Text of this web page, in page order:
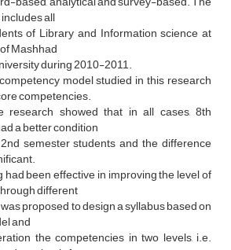
all
of Library and Information science at
Mashhad
during 2010-2011.
model studied in this research
competencies.
research showed that in all cases, 8th
a better condition
semester students and the difference
been effective in improving the level of
different
proposed to design a syllabus based on
and
the competencies in two levels, i.e.